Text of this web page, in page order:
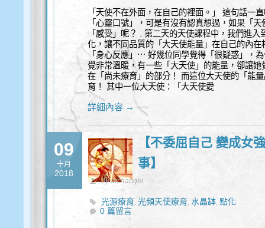
「天使不在外面，在自己的裡面。」 這句話一
「心靈口號」，可是有沒有認真想過，如果「
「感受」呢？ . 第二天的天使課程中，我們進
化，讓不同品質的「大天使能量」在自己的內
「身心反應」⋯ 好幾位同學覺得「很疑惑」，
覺非常溫暖，有一些「大天使」的能量，卻讓
在「尚未療育」的部分！ 而這位大天使的「能
育！ 其中一位大天使：「大天使愛
詳細內容 →
09
十月
2018
【不委屈自己 變成女
事】
by archangel
光源療育,光頻天使療育,水晶缽,點化
0 篇留言